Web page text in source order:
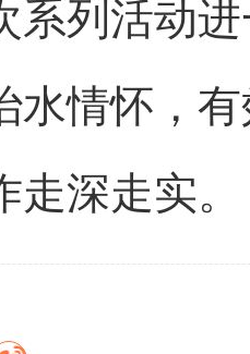
系列活动
水情怀，
走深走实。